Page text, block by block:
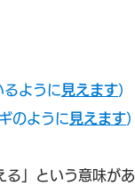
ように 見えます）
のように 見えます）
」という意味があ